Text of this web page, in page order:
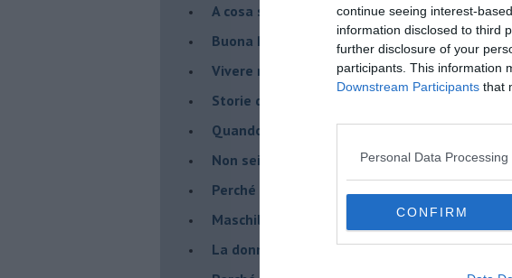
continue seeing interest-
information disclosed to third
further disclosure of your
participants. This information
Downstream Participants that
Personal Data
CONFIRM
​A cosa serve davvero la psicoterapia
​Buona Pasqua e … buona rinascita!
​Vivere nell’incertezza
​Storie di rinascita: i Take That
​Quando la rigidità del terapeuta è
​Non sei indietro, stai seguendo il tuo tempo
​Perché abbiamo bisogno di Sanremo?
​Maschilismo inconsapevole
​La donna può scegliere di non essere madre!